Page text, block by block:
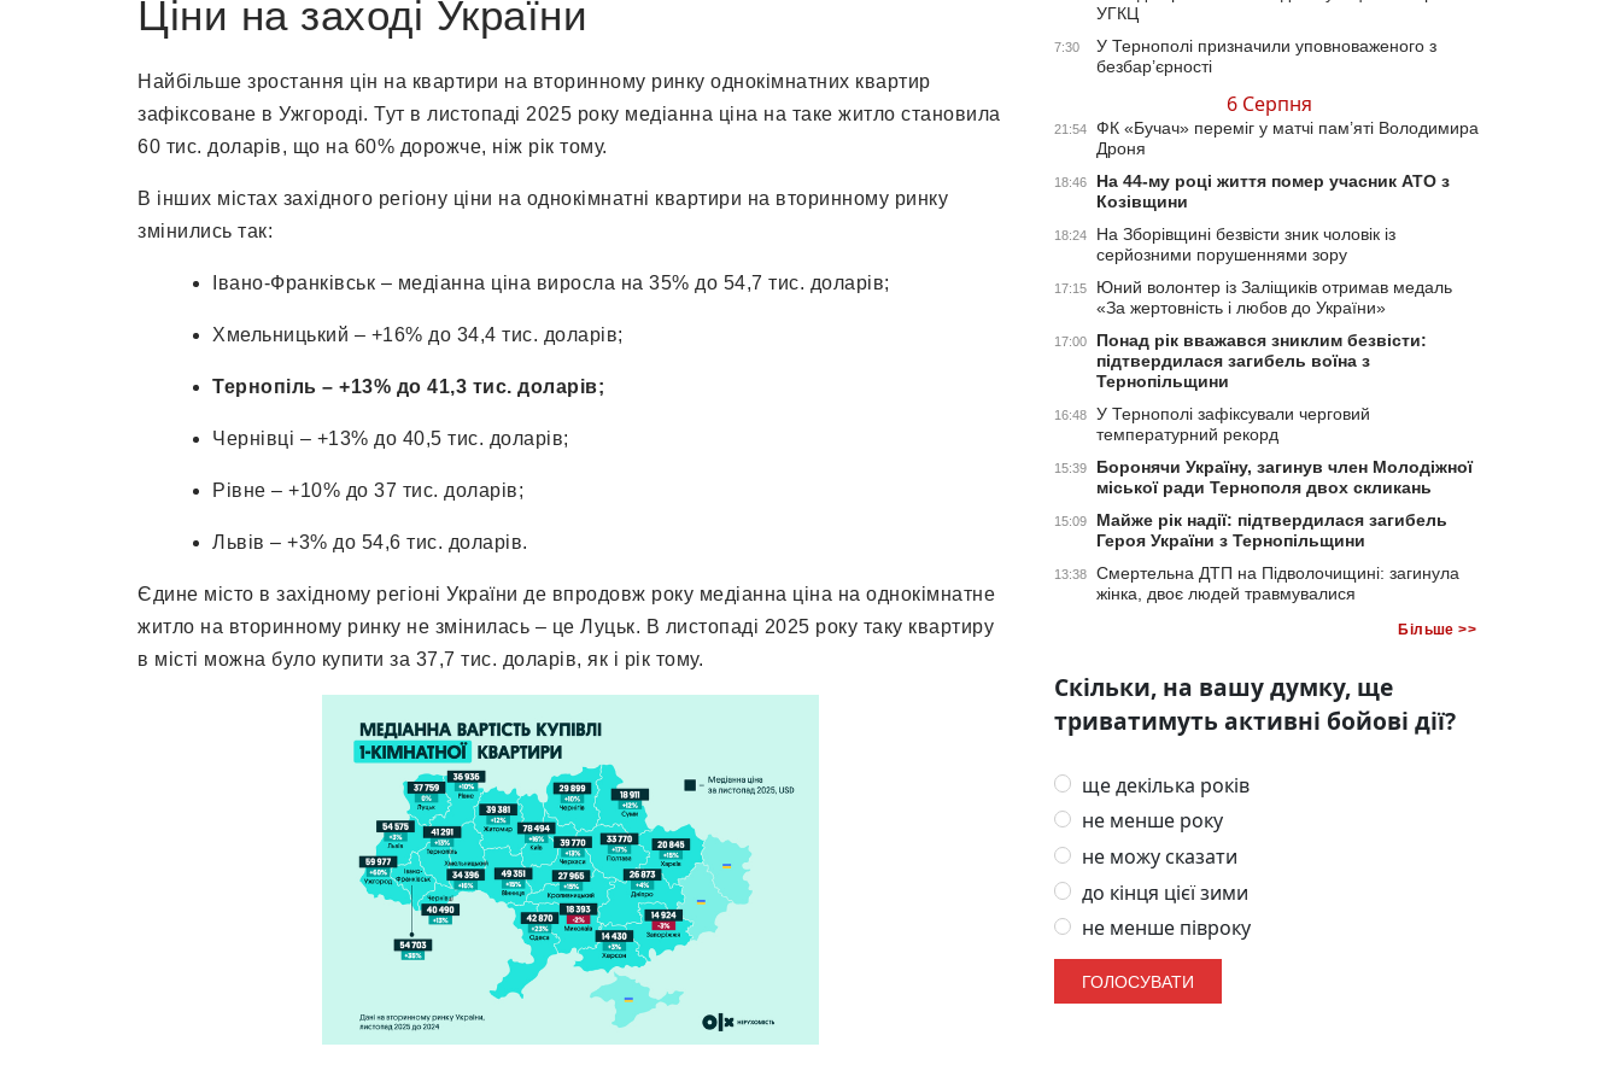
Ціни на заході України
Найбільше зростання цін на квартири на вторинному ринку однокімнатних квартир
зафіксоване в Ужгороді. Тут в листопаді 2025 року медіанна ціна на таке житло становила
60 тис. доларів, що на 60% дорожче, ніж рік тому.
В інших містах західного регіону ціни на однокімнатні квартири на вторинному ринку
змінились так:
Івано-Франківськ – медіанна ціна виросла на 35% до 54,7 тис. доларів;
Хмельницький – +16% до 34,4 тис. доларів;
Тернопіль – +13% до 41,3 тис. доларів;
Чернівці – +13% до 40,5 тис. доларів;
Рівне – +10% до 37 тис. доларів;
Львів – +3% до 54,6 тис. доларів.
Єдине місто в західному регіоні України де впродовж року медіанна ціна на однокімнатне
житло на вторинному ринку не змінилась – це Луцьк. В листопаді 2025 року таку квартиру
в місті можна було купити за 37,7 тис. доларів, як і рік тому.
УГКЦ
7:30
У Тернополі призначили уповноваженого з
безбар’єрності
6 Серпня
21:54
ФК «Бучач» переміг у матчі пам’яті Володимира
Дроня
18:46
На 44-му році життя помер учасник АТО з
Козівщини
18:24
На Зборівщині безвісти зник чоловік із
серйозними порушеннями зору
17:15
Юний волонтер із Заліщиків отримав медаль
«За жертовність і любов до України»
17:00
Понад рік вважався зниклим безвісти:
підтвердилася загибель воїна з
Тернопільщини
16:48
У Тернополі зафіксували черговий
температурний рекорд
15:39
Боронячи Україну, загинув член Молодіжної
міської ради Тернополя двох скликань
15:09
Майже рік надії: підтвердилася загибель
Героя України з Тернопільщини
13:38
Смертельна ДТП на Підволочищині: загинула
жінка, двоє людей травмувалися
Більше >>
Скільки, на вашу думку, ще
триватимуть активні бойові дії?
ще декілька років
не менше року
не можу сказати
до кінця цієї зими
не менше півроку